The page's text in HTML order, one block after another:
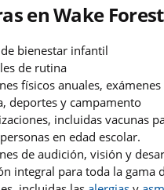
en Wake Forest
bienestar infantil
de rutina
físicos anuales,
deportes y campamento
incluidas vacunas
en edad escolar.
de audición, visión y
integral para toda la gama